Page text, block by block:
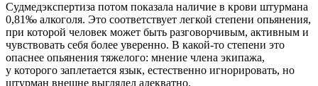
Судмедэкспертиза потом показала наличие в крови штурмана
0,81‰ алкоголя. Это соответствует легкой степени опьянения,
при которой человек может быть разговорчивым, активным и
чувствовать себя более уверенно. В какой-то степени это
опаснее опьянения тяжелого: мнение члена экипажа,
у которого заплетается язык, естественно игнорировать, но
штурман внешне выглядел адекватно.